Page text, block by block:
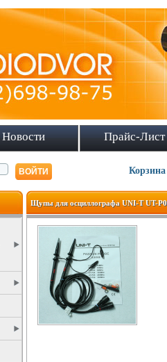
Новости Прайс-Лист
Корзина
Щупы для осциллографа UNI-T UT-